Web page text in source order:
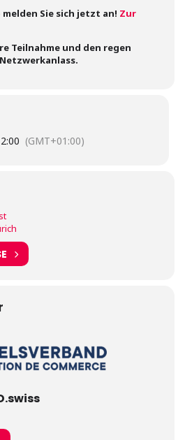
melden Sie sich jetzt an! Zur
Teilnahme und den regen
(GMT+01:00)